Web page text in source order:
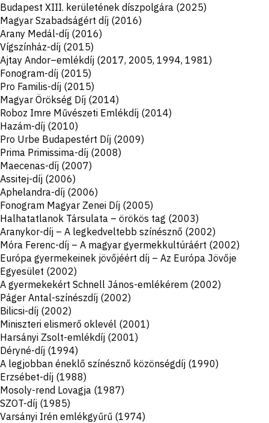
Budapest XIII. kerületének díszpolgára (2025)
Magyar Szabadságért díj (2016)
Arany Medál-díj (2016)
Vígszínház-díj (2015)
Ajtay Andor–emlékdíj (2017, 2005, 1994, 1981)
Fonogram-díj (2015)
Pro Familis-díj (2015)
Magyar Örökség Díj (2014)
Roboz Imre Művészeti Emlékdíj (2014)
Hazám-díj (2010)
Pro Urbe Budapestért Díj (2009)
Prima Primissima-díj (2008)
Maecenas-díj (2007)
Assitej-díj (2006)
Aphelandra-díj (2006)
Fonogram Magyar Zenei Díj (2005)
Halhatatlanok Társulata – örökös tag (2003)
Aranykor-díj – A legkedveltebb színésznő (2002)
Móra Ferenc-díj – A magyar gyermekkultúráért (2002)
Európa gyermekeinek jövőjéért díj – Az Európa Jövője
Egyesület (2002)
A gyermekekért Schnell János-emlékérem (2002)
Páger Antal-színészdíj (2002)
Bilicsi-díj (2002)
Miniszteri elismerő oklevél (2001)
Harsányi Zsolt-emlékdíj (2001)
Déryné-díj (1994)
A legjobban éneklő színésznő közönségdíj (1990)
Erzsébet-díj (1988)
Mosoly-rend Lovagja (1987)
SZOT-díj (1985)
Varsányi Irén emlékgyűrű (1974)